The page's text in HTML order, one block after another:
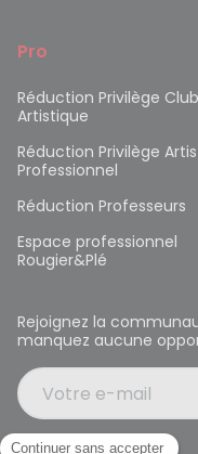
Pro
Réduction Privilège Club
Artistique
Réduction Privilège
Professionnel
Réduction Professeurs
Espace professionnel
Rougier&Plé
Rejoignez la
manquez aucune
Votre e-mail